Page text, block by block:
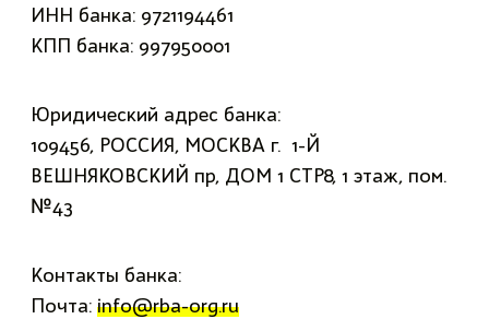
ИНН банка: 9721194461
КПП банка: 997950001
Юридический адрес банка:
109456, РОССИЯ, МОСКВА г. 1-Й
ВЕШНЯКОВСКИЙ пр, ДОМ 1 СТР8, 1 этаж, пом.
№43
Контакты банка:
Почта: info@rba-org.ru